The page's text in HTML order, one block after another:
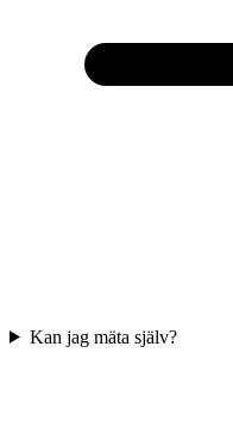
Kan jag mäta själv?